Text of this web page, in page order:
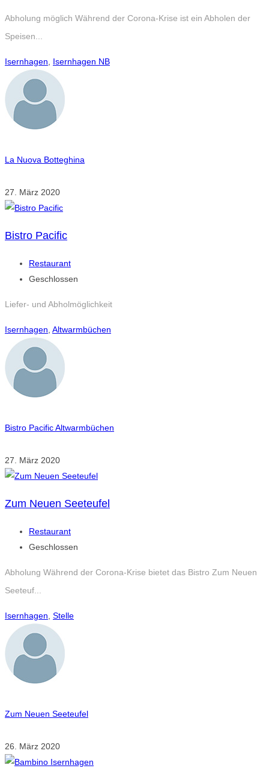
Abholung möglich Während der Corona-Krise ist ein Abholen der
Speisen...
Isernhagen Isernhagen NB
La Nuova Botteghina
27. März 2020
Bistro Pacific
Restaurant
Geschlossen
Liefer- und Abholmöglichkeit
Isernhagen Altwarmbüchen
Bistro Pacific Altwarmbüchen
27. März 2020
Zum Neuen Seeteufel
Restaurant
Geschlossen
Abholung Während der Corona-Krise bietet das Bistro Zum Neuen
Seeteuf...
Isernhagen, Stelle
Zum Neuen Seeteufel
26. März 2020